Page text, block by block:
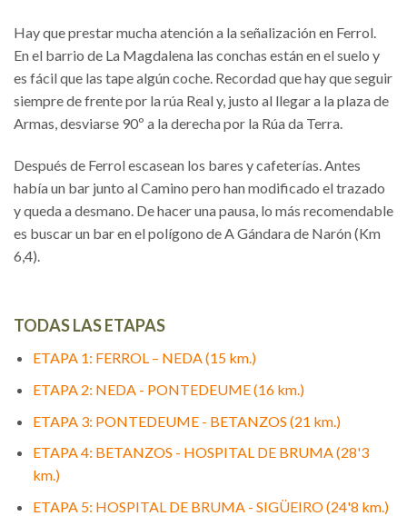
Hay que prestar mucha atención a la señalización en Ferrol.
En el barrio de La Magdalena las conchas están en el suelo y
es fácil que las tape algún coche. Recordad que hay que seguir
siempre de frente por la rúa Real y, justo al llegar a la plaza de
Armas, desviarse 90º a la derecha por la Rúa da Terra.
Después de Ferrol escasean los bares y cafeterías. Antes
había un bar junto al Camino pero han modificado el trazado
y queda a desmano. De hacer una pausa, lo más recomendable
es buscar un bar en el polígono de A Gándara de Narón (Km
6,4).
TODAS LAS ETAPAS
ETAPA 1: FERROL – NEDA (15 km.)
ETAPA 2: NEDA - PONTEDEUME (16 km.)
ETAPA 3: PONTEDEUME - BETANZOS (21 km.)
ETAPA 4: BETANZOS - HOSPITAL DE BRUMA (28'3
km.)
ETAPA 5: HOSPITAL DE BRUMA - SIGÜEIRO (24'8 km.)